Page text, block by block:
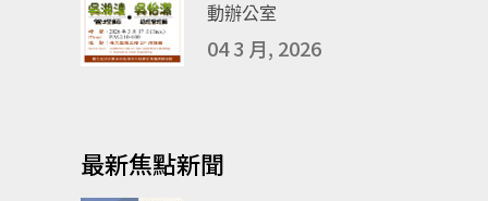
動辦公室
04 3 月, 2026
最新焦點新聞